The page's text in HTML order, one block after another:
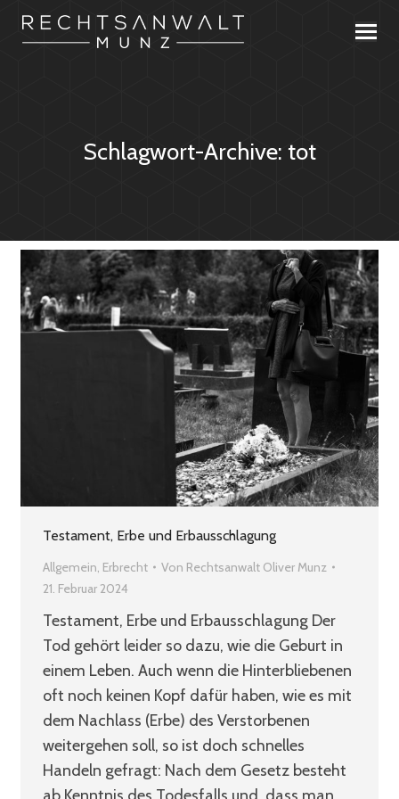
Schlagwort-Archive: tot
Testament, Erbe und Erbausschlagung
Allgemein, Erbrecht Von Rechtsanwalt Oliver Munz
21. Februar 2024
Testament, Erbe und Erbausschlagung Der
Tod gehört leider so dazu, wie die Geburt in
einem Leben. Auch wenn die Hinterbliebenen
oft noch keinen Kopf dafür haben, wie es mit
dem Nachlass (Erbe) des Verstorbenen
weitergehen soll, so ist doch schnelles
Handeln gefragt: Nach dem Gesetz besteht